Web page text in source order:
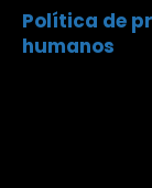
Política de
humanos